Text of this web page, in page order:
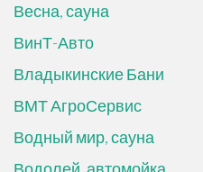
Весна, сауна
ВинТ-Авто
Владыкинские Бани
ВМТ АгроСервис
Водный мир, сауна